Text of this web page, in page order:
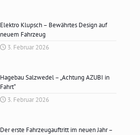
Elektro Klupsch – Bewährtes Design auf
neuem Fahrzeug
3. Februar 2026
Hagebau Salzwedel – „Achtung AZUBI in
Fahrt“
3. Februar 2026
Der erste Fahrzeugauftritt im neuen Jahr –